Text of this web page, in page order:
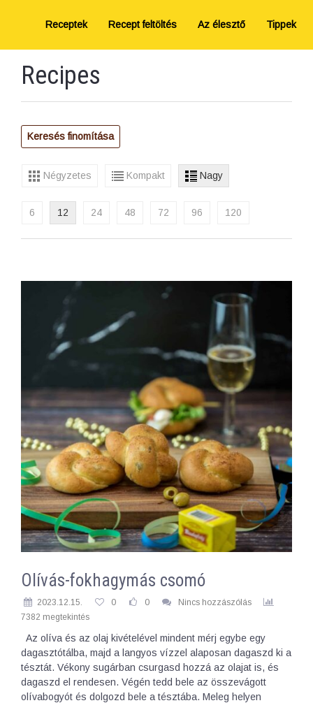
Receptek Recept feltöltés Az élesztő Tippek
Recipes
Keresés finomítása
Négyzetes Kompakt Nagy
6 12 24 48 72 96 120
Olívás-fokhagymás csomó
2023.12.15. 0 0
Nincs hozzászólás
7382 megtekintés
Az olíva és az olaj kivételével mindent mérj egybe egy
dagasztótálba, majd a langyos vízzel alaposan dagaszd ki a
tésztát. Vékony sugárban csurgasd hozzá az olajat is, és
dagaszd el rendesen. Végén tedd bele az összevágott
olívabogyót és dolgozd bele a tésztába. Meleg helyen